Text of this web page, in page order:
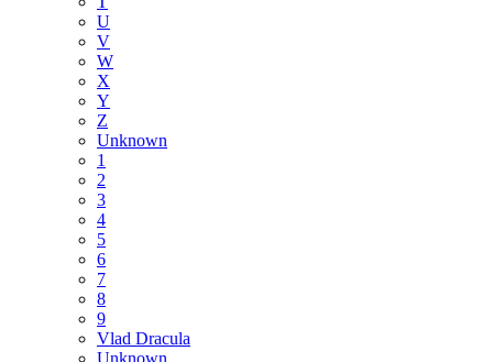
U
V
W
X
Y
Z
Unknown
1
2
3
4
5
6
7
8
9
Vlad Dracula